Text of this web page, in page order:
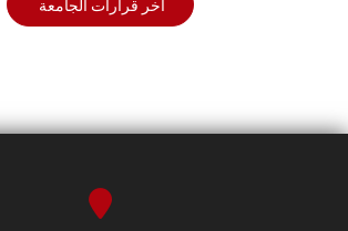
أخر قرارات الجامعة